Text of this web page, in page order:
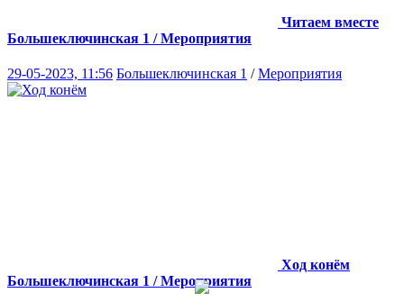
Читаем вместе
Большеключинская 1 / Мероприятия
29-05-2023, 11:56 Большеключинская 1 /Мероприятия
Ход конём
Большеключинская 1 / Мероприятия